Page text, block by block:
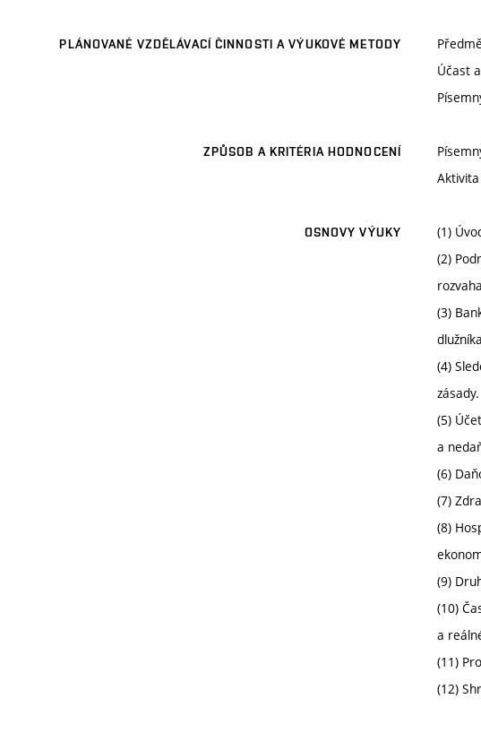
PLÁNOVANÉ VZDĚLÁVACÍ ČINNOSTI A VÝUKOVÉ METODY
Účast
ZPŮSOB A KRITÉRIA HODNOCENÍ
OSNOVY VÝUKY
(1)
(2)
(3)
(4)
zásady.
(5)
a
(6)
(7)
(8)
(9)
(10)
a
(11)
(12)